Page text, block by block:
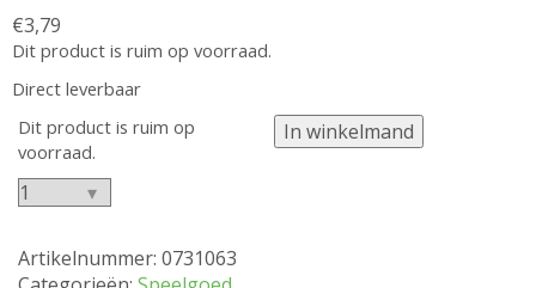
€3,79
Dit product is ruim op voorraad.
Direct leverbaar
Dit product is ruim op
voorraad.
Emmer
22cm
aantal
Artikelnummer: 0731063
In winkelmand